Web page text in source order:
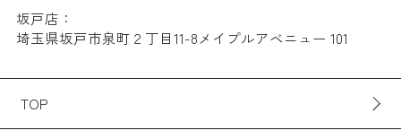
坂戸店：
埼玉県坂戸市泉町２丁目11-8メイプルアベニュー 101
TOP